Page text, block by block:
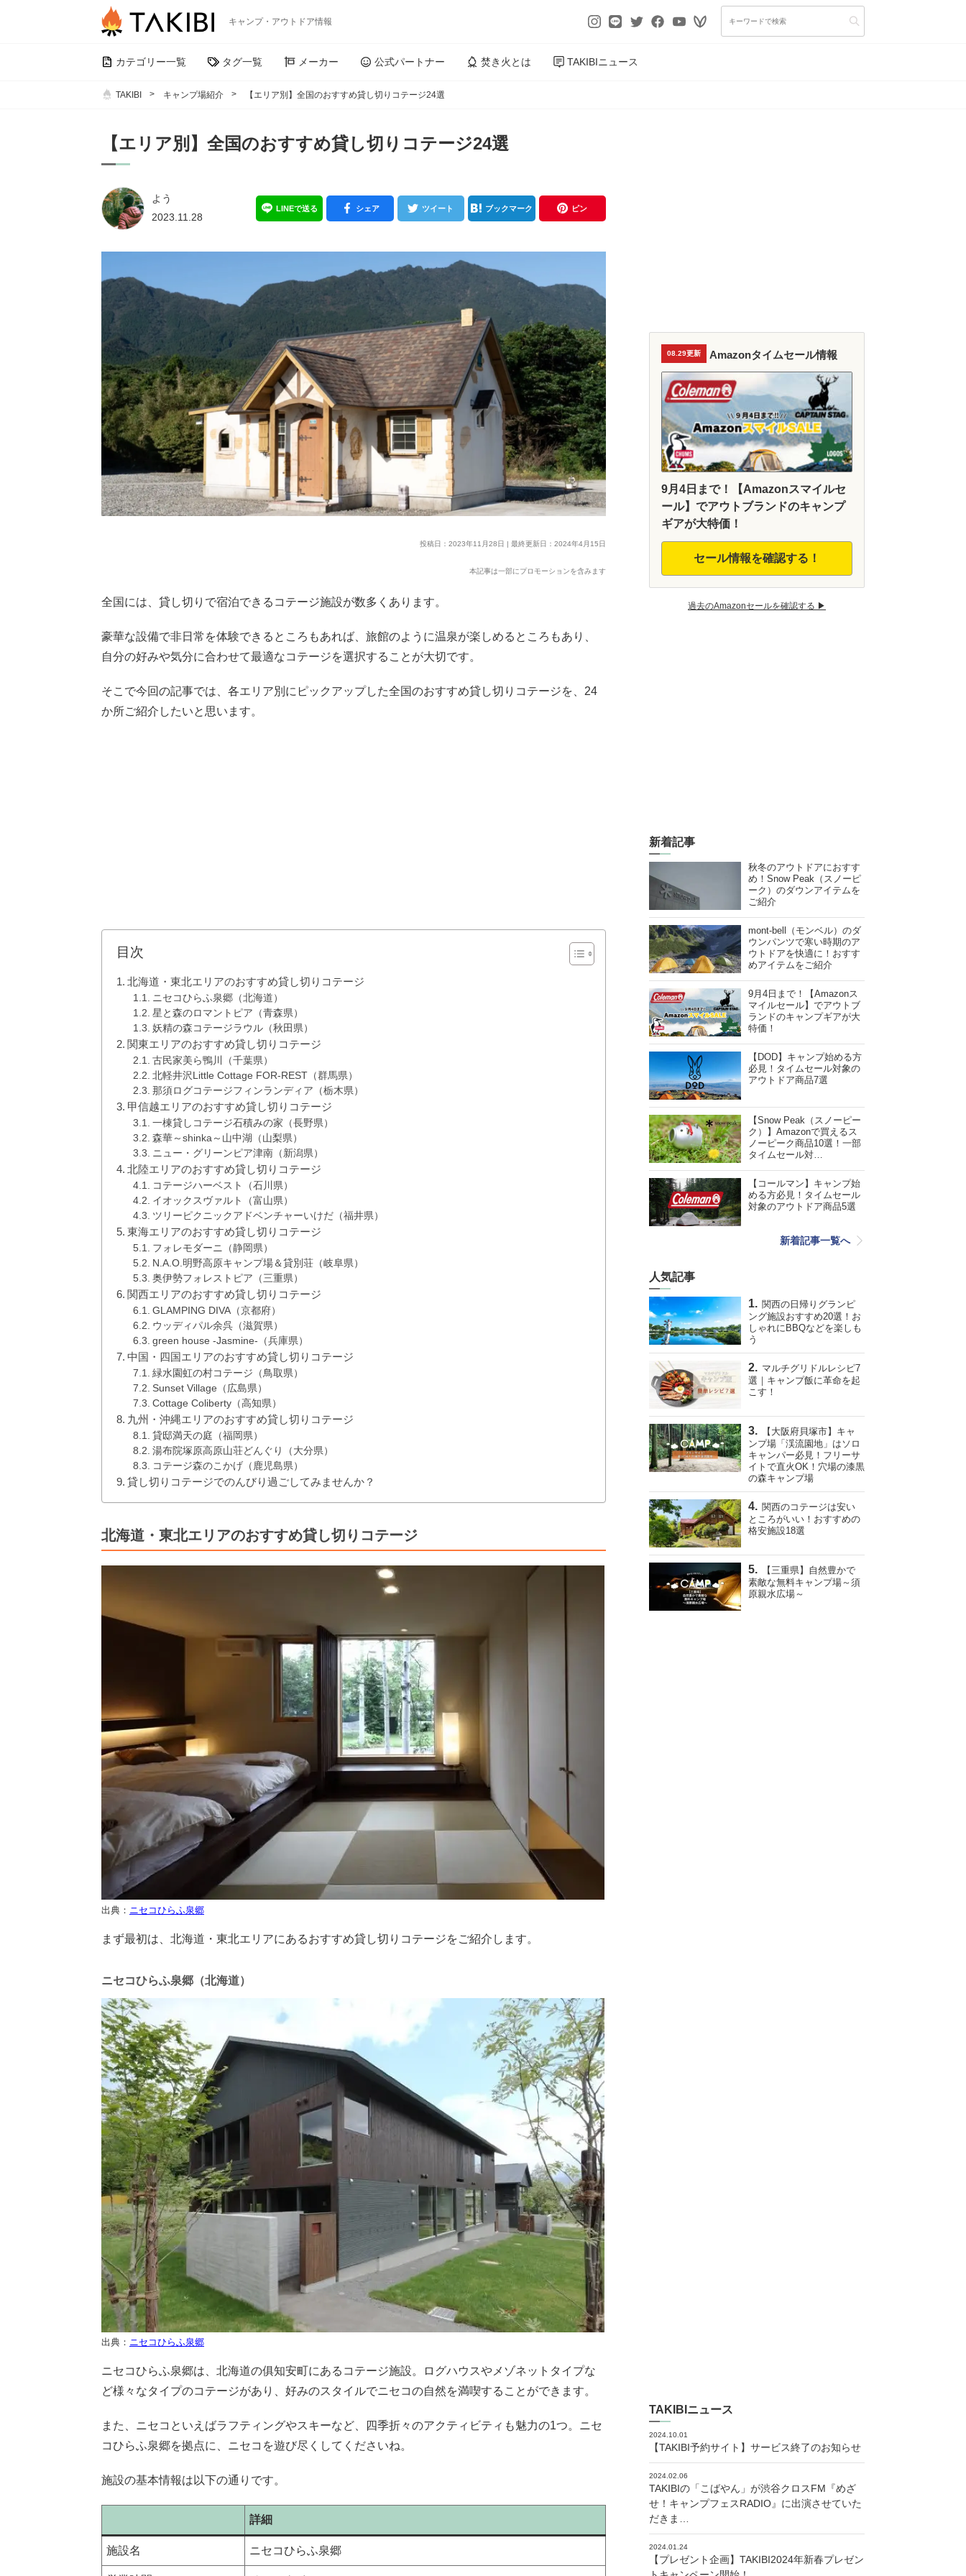
キャンプ・アウトドア情報
カテゴリー一覧 タグ一覧 メーカー 公式パートナー 焚き火とは TAKIBIニュース
TAKIBI キャンプ場紹介 【エリア別】全国のおすすめ貸し切りコテージ24選
【エリア別】全国のおすすめ貸し切りコテージ24選
よう
2023.11.28
LINEで送る シェア ツイート ブックマーク ピン
投稿日：2023年11月28日 | 最終更新日：2024年4月15日
本記事は一部にプロモーションを含みます
全国には、貸し切りで宿泊できるコテージ施設が数多くあります。
豪華な設備で非日常を体験できるところもあれば、旅館のように温泉が楽しめるところもあり、
自分の好みや気分に合わせて最適なコテージを選択することが大切です。
そこで今回の記事では、各エリア別にピックアップした全国のおすすめ貸し切りコテージを、24
か所ご紹介したいと思います。
目次
北海道・東北エリアのおすすめ貸し切りコテージ
ニセコひらふ泉郷（北海道）
星と森のロマントピア（青森県）
妖精の森コテージラウル（秋田県）
関東エリアのおすすめ貸し切りコテージ
古民家美ら鴨川（千葉県）
北軽井沢Little Cottage FOR-REST（群馬県）
那須ログコテージフィンランディア（栃木県）
甲信越エリアのおすすめ貸し切りコテージ
一棟貸しコテージ石積みの家（長野県）
森華～shinka～山中湖（山梨県）
ニュー・グリーンピア津南（新潟県）
北陸エリアのおすすめ貸し切りコテージ
コテージハーベスト（石川県）
イオックスヴァルト（富山県）
ツリーピクニックアドベンチャーいけだ（福井県）
東海エリアのおすすめ貸し切りコテージ
フォレモダーニ（静岡県）
N.A.O.明野高原キャンプ場＆貸別荘（岐阜県）
奥伊勢フォレストピア（三重県）
関西エリアのおすすめ貸し切りコテージ
GLAMPING DIVA（京都府）
ウッディパル余呉（滋賀県）
green house -Jasmine-（兵庫県）
中国・四国エリアのおすすめ貸し切りコテージ
緑水園虹の村コテージ（鳥取県）
Sunset Village（広島県）
Cottage Coliberty（高知県）
九州・沖縄エリアのおすすめ貸し切りコテージ
貸邸満天の庭（福岡県）
湯布院塚原高原山荘どんぐり（大分県）
コテージ森のこかげ（鹿児島県）
貸し切りコテージでのんびり過ごしてみませんか？
北海道・東北エリアのおすすめ貸し切りコテージ
出典： ニセコひらふ泉郷
まず最初は、北海道・東北エリアにあるおすすめ貸し切りコテージをご紹介します。
ニセコひらふ泉郷（北海道）
出典： ニセコひらふ泉郷
ニセコひらふ泉郷は、北海道の俱知安町にあるコテージ施設。ログハウスやメゾネットタイプな
ど様々なタイプのコテージがあり、好みのスタイルでニセコの自然を満喫することができます。
また、ニセコといえばラフティングやスキーなど、四季折々のアクティビティも魅力の1つ。ニセ
コひらふ泉郷を拠点に、ニセコを遊び尽くしてくださいね。
施設の基本情報は以下の通りです。
詳細
施設名 ニセコひらふ泉郷
08.29更新 Amazonタイムセール情報
9月4日まで！【Amazonスマイルセ
ール】でアウトブランドのキャンプ
ギアが大特価！
セール情報を確認する！
過去のAmazonセールを確認する ▶︎
新着記事
秋冬のアウトドアにおすす
め！Snow Peak（スノーピ
ーク）のダウンアイテムを
ご紹介
mont-bell（モンベル）のダ
ウンパンツで寒い時期のア
ウトドアを快適に！おすす
めアイテムをご紹介
9月4日まで！【Amazonス
マイルセール】でアウトブ
ランドのキャンプギアが大
特価！
【DOD】キャンプ始める方
必見！タイムセール対象の
アウトドア商品7選
【Snow Peak（スノーピー
ク）】Amazonで買えるス
ノーピーク商品10選！一部
タイムセール対…
【コールマン】キャンプ始
める方必見！タイムセール
対象のアウトドア商品5選
新着記事一覧へ
人気記事
関西の日帰りグランピ
ング施設おすすめ20選！お
しゃれにBBQなどを楽しも
う
マルチグリドルレシピ7
選｜キャンプ飯に革命を起
こす！
【大阪府貝塚市】キャ
ンプ場「渓流園地」はソロ
キャンパー必見！フリーサ
イトで直火OK！穴場の漆黒
の森キャンプ場
関西のコテージは安い
ところがいい！おすすめの
格安施設18選
【三重県】自然豊かで
素敵な無料キャンプ場～須
原親水広場～
TAKIBIニュース
2024.10.01
【TAKIBI予約サイト】サービス終了のお知らせ
2024.02.06
TAKIBIの「こばやん」が渋谷クロスFM『めざ
せ！キャンプフェスRADIO』に出演させていた
だきま…
2024.01.24
【プレゼント企画】TAKIBI2024年新春プレゼン